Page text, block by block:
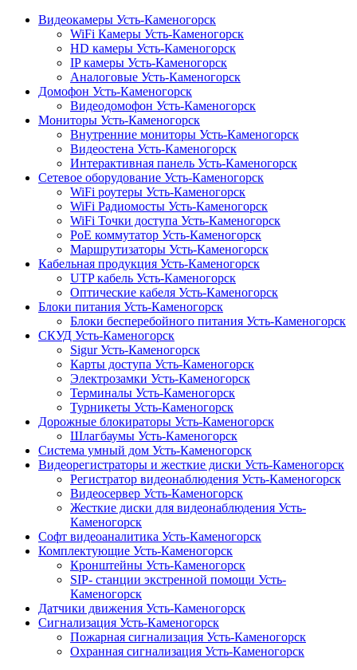
Видеокамеры Усть-Каменогорск
WiFi Камеры Усть-Каменогорск
HD камеры Усть-Каменогорск
IP камеры Усть-Каменогорск
Аналоговые Усть-Каменогорск
Домофон Усть-Каменогорск
Видеодомофон Усть-Каменогорск
Мониторы Усть-Каменогорск
Внутренние мониторы Усть-Каменогорск
Видеостена Усть-Каменогорск
Интерактивная панель Усть-Каменогорск
Сетевое оборудование Усть-Каменогорск
WiFi роутеры Усть-Каменогорск
WiFi Радиомосты Усть-Каменогорск
WiFi Точки доступа Усть-Каменогорск
PoE коммутатор Усть-Каменогорск
Маршрутизаторы Усть-Каменогорск
Кабельная продукция Усть-Каменогорск
UTP кабель Усть-Каменогорск
Оптические кабеля Усть-Каменогорск
Блоки питания Усть-Каменогорск
Блоки бесперебойного питания Усть-Каменогорск
СКУД Усть-Каменогорск
Sigur Усть-Каменогорск
Карты доступа Усть-Каменогорск
Электрозамки Усть-Каменогорск
Терминалы Усть-Каменогорск
Турникеты Усть-Каменогорск
Дорожные блокираторы Усть-Каменогорск
Шлагбаумы Усть-Каменогорск
Система умный дом Усть-Каменогорск
Видеорегистраторы и жесткие диски Усть-Каменогорск
Регистратор видеонаблюдения Усть-Каменогорск
Видеосервер Усть-Каменогорск
Жесткие диски для видеонаблюдения Усть-
Каменогорск
Софт видеоаналитика Усть-Каменогорск
Комплектующие Усть-Каменогорск
Кронштейны Усть-Каменогорск
SIP- станции экстренной помощи Усть-
Каменогорск
Датчики движения Усть-Каменогорск
Сигнализация Усть-Каменогорск
Пожарная сигнализация Усть-Каменогорск
Охранная сигнализация Усть-Каменогорск